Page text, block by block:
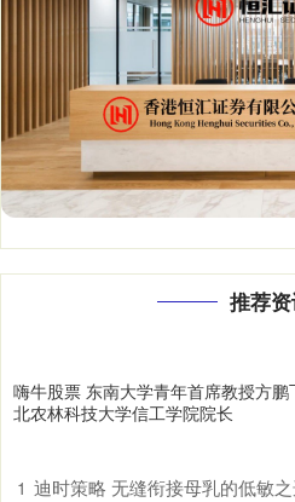
推荐
嗨牛股票 东南大学青年首席教授方鹏
北农林科技大学信工学院院长
1 迪时策略 无缝衔接母乳的低敏之